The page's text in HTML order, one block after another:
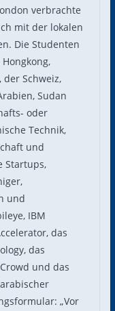
verbrachte
mit der lokalen
Die Studenten
Schweiz,
Sudan
oder
Technik,
und
Startups,
und
IBM
das
das
und das
„Vor